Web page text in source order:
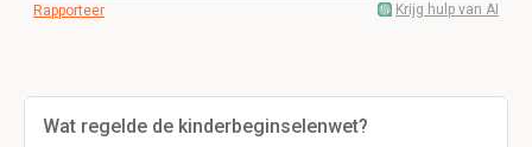
Rapporteer Krijg hulp van AI
Wat regelde de kinderbeginselenwet?